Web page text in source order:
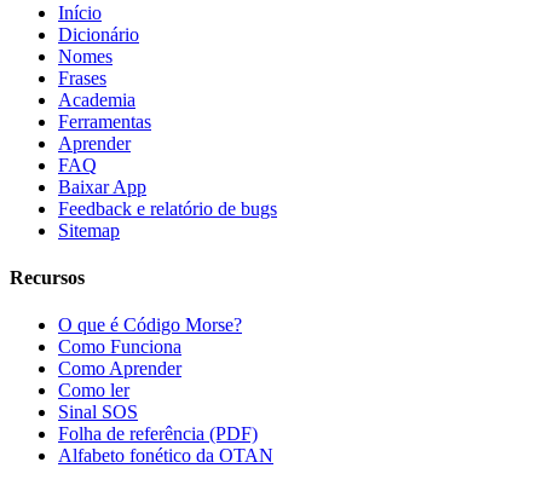
Início
Dicionário
Nomes
Frases
Academia
Ferramentas
Aprender
FAQ
Baixar App
Feedback e relatório de bugs
Sitemap
Recursos
O que é Código Morse?
Como Funciona
Como Aprender
Como ler
Sinal SOS
Folha de referência (PDF)
Alfabeto fonético da OTAN